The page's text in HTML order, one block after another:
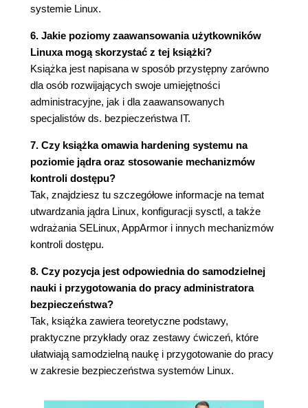
Jak uniemożliwić użytkownikom
programów?
Ograniczanie działań użytkownika do
wykonywania określonych poleceń
Umożliwianie działania w imieniu innego
użytkownika
Zapobieganie nadużyciom poprzez
skrypty powłoki użytkownika
Wykrywanie i usuwanie domyślnych kont
użytkowników
Nowe funkcje sudo
Specjalne uwagi dotyczące sudo dla SUSE i
OpenSUSE
Podsumowanie
Lektura uzupełniająca
Odpowiedzi
Rozdział 3. Zabezpieczanie kont zwykłych
użytkowników
Zabezpieczanie katalogów domowych
użytkowników w systemach Red Hat
Zabezpieczanie katalogów domowych
useradd w Debian/Ubuntu
systemie Linux.
6. Jakie poziomy zaawansowania użytkowników
Linuxa mogą skorzystać z tej książki?
Książka jest napisana w sposób przystępny zarówno
dla osób rozwijających swoje umiejętności
administracyjne, jak i dla zaawansowanych
specjalistów ds. bezpieczeństwa IT.
7. Czy książka omawia hardening systemu na
poziomie jądra oraz stosowanie mechanizmów
kontroli dostępu?
Tak, znajdziesz tu szczegółowe informacje na temat
utwardzania jądra Linux, konfiguracji sysctl, a także
wdrażania SELinux, AppArmor i innych mechanizmów
kontroli dostępu.
8. Czy pozycja jest odpowiednia do samodzielnej
nauki i przygotowania do pracy administratora
bezpieczeństwa?
Tak, książka zawiera teoretyczne podstawy,
praktyczne przykłady oraz zestawy ćwiczeń, które
ułatwiają samodzielną naukę i przygotowanie do pracy
w zakresie bezpieczeństwa systemów Linux.